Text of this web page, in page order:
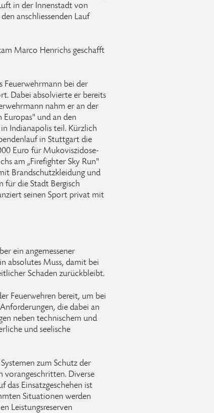
in der Innenstadt von
anschliessenden Lauf
Marco Henrichs geschafft
Feuerwehrmann bei der
Dabei absolvierte er bereits
nahm er an der
Europas" und an den
Indianapolis teil. Kürzlich
in Stuttgart die
Euro für Mukoviszidose-
am „Firefighter Sky Run"
Brandschutzkleidung und
für die Stadt Bergisch
seinen Sport privat mit
ein angemessener
absolutes Muss, damit bei
Schaden zurückbleibt.
Feuerwehren bereit, um bei
die dabei an
neben technischem und
und seelische
zum Schutz der
vorangeschritten. Diverse
Einsatzgeschehen ist
Situationen werden
Leistungsreserven